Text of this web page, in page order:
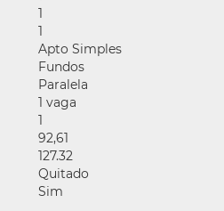
1
1
Apto Simples
Fundos
Paralela
1 vaga
1
92,61
127.32
Quitado
Sim